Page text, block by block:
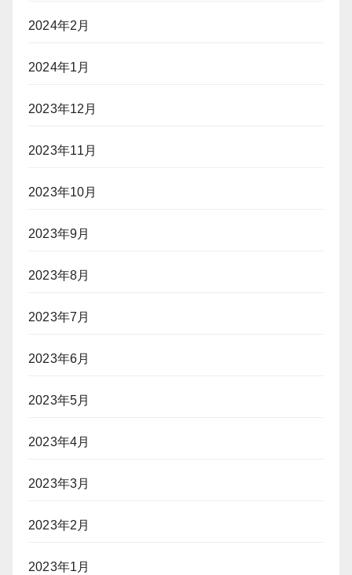
2024年2月
2024年1月
2023年12月
2023年11月
2023年10月
2023年9月
2023年8月
2023年7月
2023年6月
2023年5月
2023年4月
2023年3月
2023年2月
2023年1月